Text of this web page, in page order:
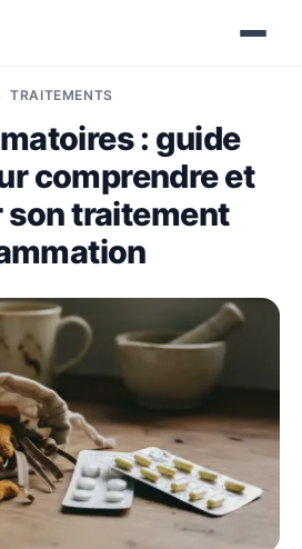
TRAITEMENTS
: guide
comprendre et
son traitement